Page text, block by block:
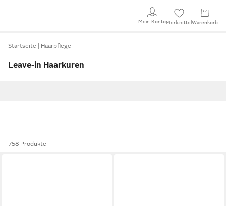
Mein KontoMerkzettel Warenkorb
Startseite Haarpflege
Leave-in Haarkuren
758 Produkte